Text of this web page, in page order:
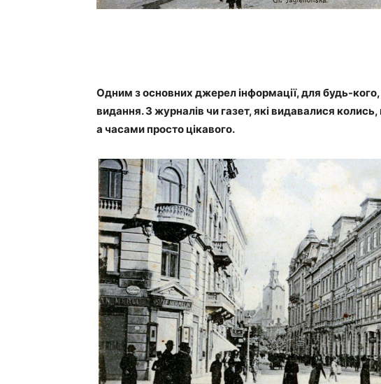
Одним з основних джерел інформації, для будь-кого,
видання. З журналів чи газет, які видавалися
а часами просто цікавого.